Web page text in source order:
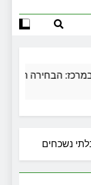
של ויקטוריה
מגן עליכם מול
בירושלים
הבחירה הנכונה
נשכחים